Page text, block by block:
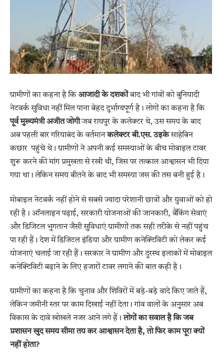
ग्रामीणों का कहना है कि आजादी के दशकोंबाद भी गांवों को बुनियादी
नेटवर्क सुविधा नहीं मिल पाना बेहद दुर्भाग्यपूर्ण है। लोगों का कहना है कि
पूर्व मुख्यमंत्री अजीत जोगीजब रायपुर के कलेक्टर थे, उस समय के बाद
अब पहली बार गरियाबंद के वर्तमानकलेक्टर बी.एस. उइकेसाहेबिन
कछार पहुंचे थे। ग्रामीणों ने अपनी कई समस्याओं के बीच मोबाइल टावर
शुरू करने की मांग प्रमुखता से रखी थी, जिस पर तत्काल आश्वासन भी दिया
गया था। लेकिन समय बीतने के बाद भी समस्या जस की तस बनी हुई है।
मोबाइल नेटवर्क नहीं होने से सबसे ज्यादा परेशानी छात्रों और युवाओं को हो
रही है। ऑनलाइन पढ़ाई, सरकारी योजनाओं की जानकारी, बैंकिंग सेवाएं
और डिजिटल भुगतान जैसी सुविधाएं ग्रामीणों तक सही तरीके से नहीं पहुंच
पा रही हैं। देश में डिजिटल इंडिया और ग्रामीण कनेक्टिविटी को लेकर कई
योजनाएं चलाई जा रही हैं। सरकार ने ग्रामीण और दूरस्थ इलाकों में मोबाइल
कनेक्टिविटी बढ़ाने के लिए हजारों टावर लगाने की बात कही है।
ग्रामीणों का कहना है कि चुनाव और शिविरों में बड़े-बड़े वादे किए जाते हैं,
लेकिन जमीनी स्तर पर काम दिखाई नहीं देता। गांव वालों के अनुसार अब
विकास के दावे खोखले नजर आने लगे हैं। लोगों का सवाल है कि जब
प्रशासन खुद समय सीमा तय कर आश्वासन देता है, तो फिर काम पूरा क्यों
नहीं होता?